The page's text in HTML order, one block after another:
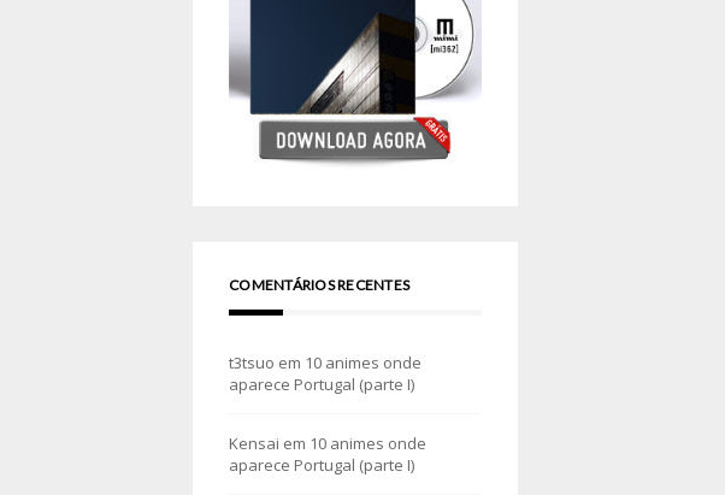
COMENTÁRIOS RECENTES
t3tsuo em 10 animes onde
aparece Portugal (parte I)
Kensai em 10 animes onde
aparece Portugal (parte I)